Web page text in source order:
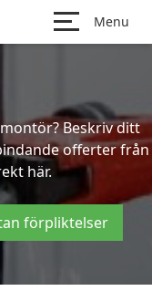
Menu
Beskriv ditt
offerter från
här.
förpliktelser